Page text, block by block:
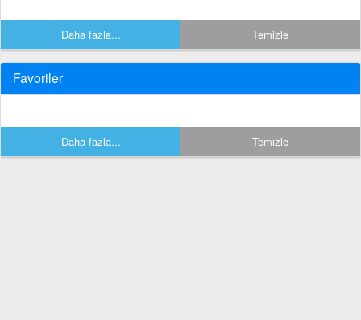
Daha fazla... Temizle
Favoriler
Daha fazla... Temizle